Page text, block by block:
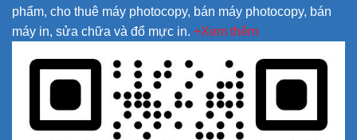
phẩm, cho thuê máy photocopy, bán máy photocopy, bán
máy in, sửa chữa và đổ mực in. +Xem thêm